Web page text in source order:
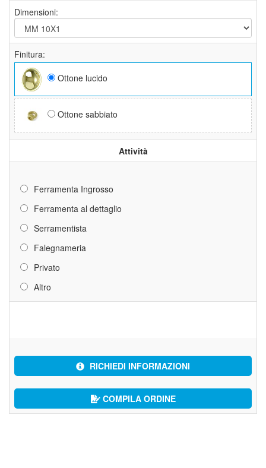
Dimensioni:
Finitura:
Ottone lucido
Ottone sabbiato
Attività
Ferramenta Ingrosso
Ferramenta al dettaglio
Serramentista
Falegnameria
Privato
Altro
RICHIEDI INFORMAZIONI
COMPILA ORDINE